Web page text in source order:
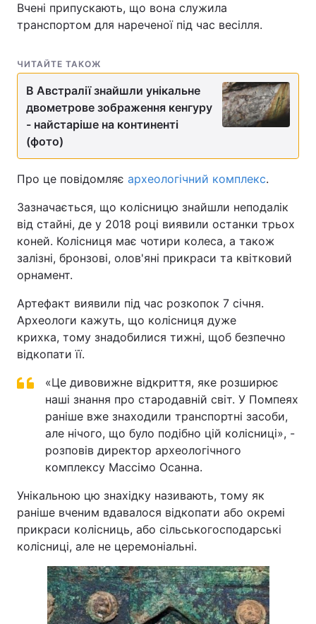
Вчені припускають, що вона служила
транспортом для нареченої під час весілля.
ЧИТАЙТЕ ТАКОЖ
В Австралії знайшли унікальне
двометрове зображення кенгуру
- найстаріше на континенті
(фото)
Про це повідомляє археологічний комплекс.
Зазначається, що колісницю знайшли неподалік
від стайні, де у 2018 році виявили останки трьох
коней. Колісниця має чотири колеса, а також
залізні, бронзові, олов'яні прикраси та квітковий
орнамент.
Артефакт виявили під час розкопок 7 січня.
Археологи кажуть, що колісниця дуже
крихка, тому знадобилися тижні, щоб безпечно
відкопати її.
«Це дивовижне відкриття, яке розширює
наші знання про стародавній світ. У Помпеях
раніше вже знаходили транспортні засоби,
але нічого, що було подібно цій колісниці», -
розповів директор археологічного
комплексу Массімо Осанна.
Унікальною цю знахідку називають, тому як
раніше вченим вдавалося відкопати або окремі
прикраси колісниць, або сільськогосподарські
колісниці, але не церемоніальні.